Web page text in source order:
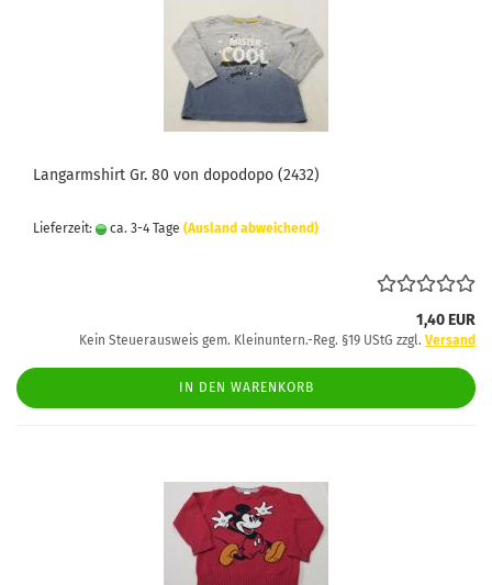
Langarmshirt Gr. 80 von dopodopo (2432)
Lieferzeit: ca. 3-4 Tage (Ausland abweichend)
1,40 EUR
Kein Steuerausweis gem. Kleinuntern.-Reg. §19 UStG zzgl. Versand
IN DEN WARENKORB